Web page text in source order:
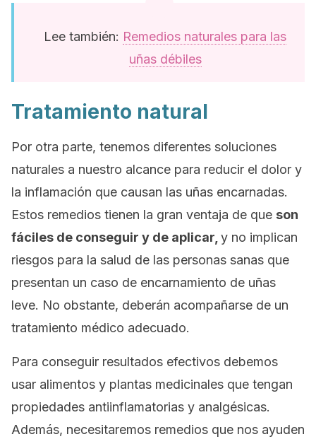
Lee también: Remedios naturales para las
uñas débiles
Tratamiento natural
Por otra parte, tenemos diferentes soluciones
naturales a nuestro alcance para reducir el dolor y
la inflamación que causan las uñas encarnadas.
Estos remedios tienen la gran ventaja de que son
fáciles de conseguir y de aplicar, y no implican
riesgos para la salud de las personas sanas que
presentan un caso de encarnamiento de uñas
leve. No obstante, deberán acompañarse de un
tratamiento médico adecuado.
Para conseguir resultados efectivos debemos
usar alimentos y plantas medicinales que tengan
propiedades antiinflamatorias y analgésicas.
Además, necesitaremos remedios que nos ayuden